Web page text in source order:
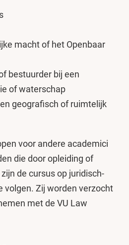
macht of het Openbaar
bestuurder bij een
of waterschap
geografisch of ruimtelijk
voor andere academici
die door opleiding of
de cursus op juridisch-
volgen. Zij worden verzocht
met de VU Law